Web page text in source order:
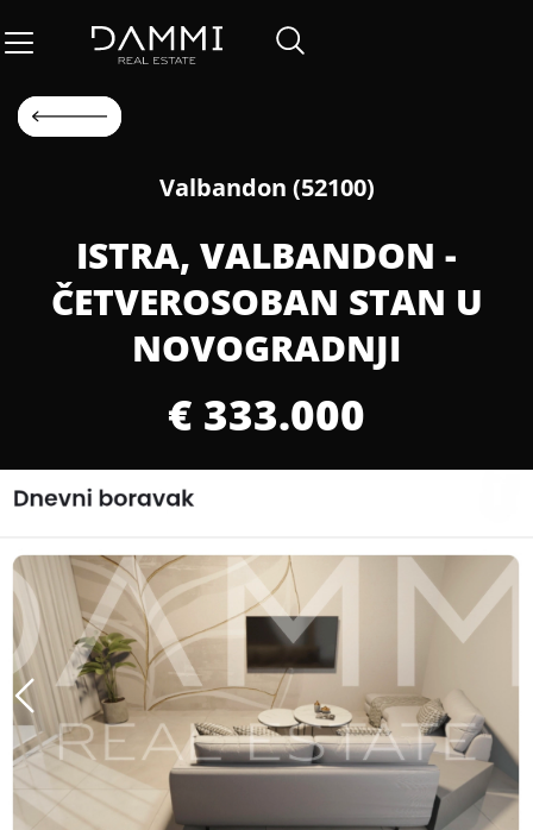
Valbandon (52100)
ISTRA, VALBANDON -
ČETVEROSOBAN STAN U
NOVOGRADNJI
€ 333.000